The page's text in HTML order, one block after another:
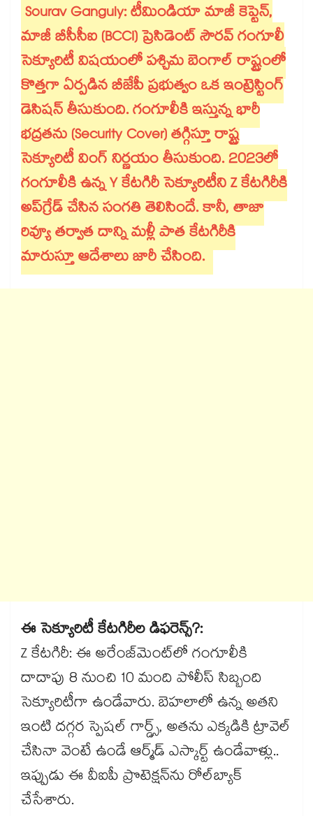
Sourav Ganguly: టీమిండియా మాజీ కెప్టెన్,
మాజీ బీసీసీఐ (BCCI) ప్రెసిడెంట్ సౌరవ్ గంగూలీ
సెక్యూరిటీ విషయంలో పశ్చిమ బెంగాల్ రాష్ట్రంలో
కొత్తగా ఏర్పడిన బీజేపీ ప్రభుత్వం ఒక ఇంట్రెస్టింగ్
డెసిషన్ తీసుకుంది. గంగూలీకి ఇస్తున్న భారీ
భద్రతను (Security Cover) తగ్గిస్తూ రాష్ట్ర
సెక్యూరిటీ వింగ్ నిర్ణయం తీసుకుంది. 2023లో
గంగూలీకి ఉన్న Y కేటగిరీ సెక్యూరిటీని Z కేటగిరీకి
అప్‌గ్రేడ్ చేసిన సంగతి తెలిసిందే. కానీ, తాజా
రివ్యూ తర్వాత దాన్ని మళ్లీ పాత కేటగిరీకి
మారుస్తూ ఆదేశాలు జారీ చేసింది.
ఈ సెక్యూరిటీ కేటగిరీల డిఫరెన్స్?:
Z కేటగిరీ: ఈ అరేంజ్‌మెంట్‌లో గంగూలీకి
దాదాపు 8 నుంచి 10 మంది పోలీస్ సిబ్బంది
సెక్యూరిటీగా ఉండేవారు. బెహలాలో ఉన్న అతని
ఇంటి దగ్గర స్పెషల్ గార్డ్స్, అతను ఎక్కడికి ట్రావెల్
చేసినా వెంటే ఉండే ఆర్మ్‌డ్ ఎస్కార్ట్ ఉండేవాళ్లు..
ఇప్పుడు ఈ వీఐపీ ప్రొటెక్షన్‌ను రోల్‌బ్యాక్
చేసేశారు.